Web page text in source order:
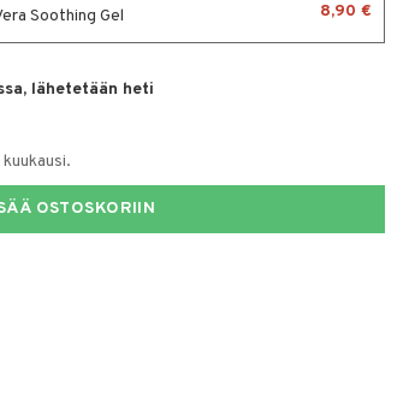
Soothing Gel 8,90 €
lähetetään heti
OSTOSKORIIN